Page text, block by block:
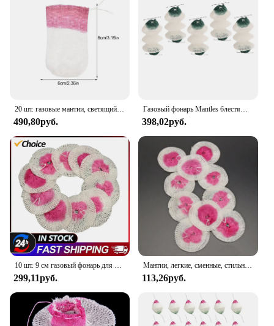
20 шт. газовые мантии, светящийся корпус, фитиль для лампы с одним цоколем для улицы, пропановый фонарь, парафиновые мантии для газовых ламп
490,80руб.
Газовый фонарь Mantles блестящая газовая лампа мантия для самостоятельного вождения путешествия
398,02руб.
10 шт. 9 см газовый фонарь для кемпинга на открытом воздухе керосиновая лампа марлевая сетчатая крышка
299,11руб.
Мантии, легкие, сменные, стильные, полезные, сетчатые мантии, парафин, 5 см, 8 см, для кемпинга, хлопка, хлопка, двора
113,26руб.